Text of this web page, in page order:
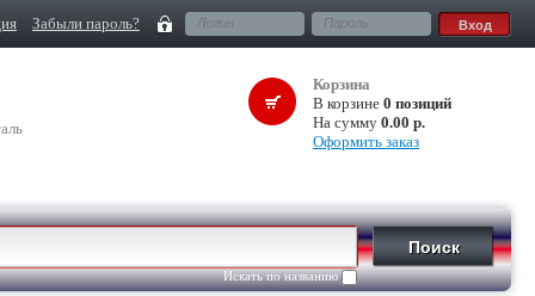
Забыли пароль?
Корзина
В корзине 0 позиций
На сумму 0.00 р.
Оформить заказ
Искать по названию